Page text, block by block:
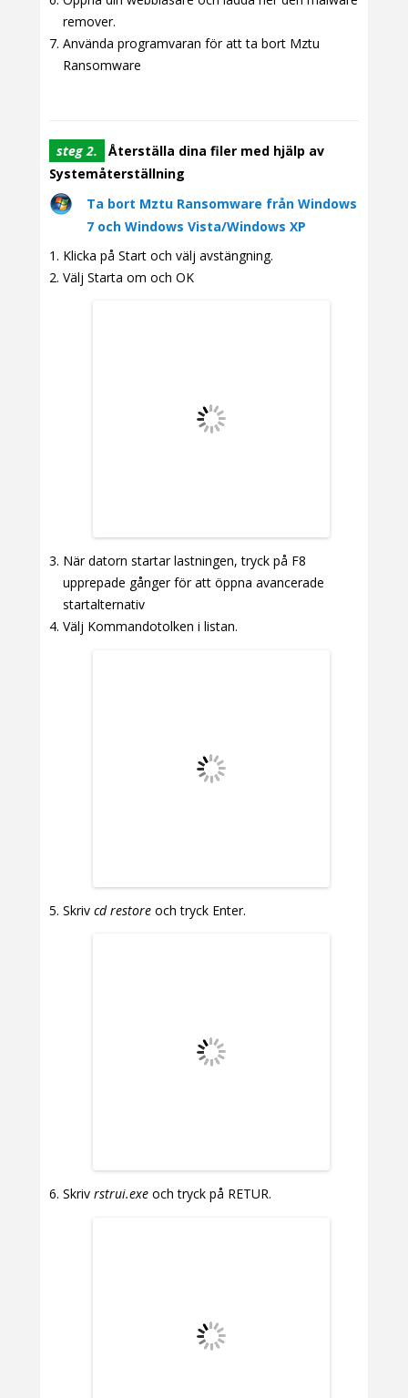
remover.
Använda programvaran för att ta bort Mztu
Ransomware
steg 2.
Återställa dina filer med hjälp av
Systemåterställning
Ta bort Mztu Ransomware från Windows
7 och Windows Vista/Windows XP
Klicka på Start och välj avstängning.
Välj Starta om och OK
När datorn startar lastningen, tryck på F8
upprepade gånger för att öppna avancerade
startalternativ
Välj Kommandotolken i listan.
Skriv cd restore och tryck Enter.
Skriv rstrui.exe och tryck på RETUR.